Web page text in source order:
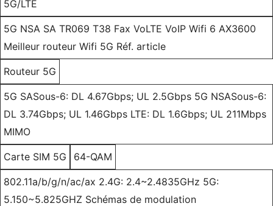
5G/LTE
5G NSA SA TR069 T38 Fax VoLTE VoIP Wifi 6 AX3600
Meilleur routeur Wifi 5G Réf. article
Routeur 5G
5G SASous-6: DL 4.67Gbps; UL 2.5Gbps 5G NSASous-6:
DL 3.74Gbps; UL 1.46Gbps LTE: DL 1.6Gbps; UL 211Mbps
MIMO
Carte SIM 5G 64-QAM
802.11a/b/g/n/ac/ax 2.4G: 2.4~2.4835GHz 5G:
5.150~5.825GHZ Schémas de modulation